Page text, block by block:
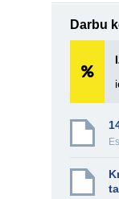
Darbu